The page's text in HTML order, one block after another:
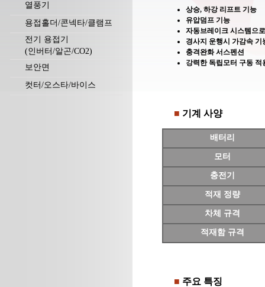
열풍기
용접홀더/콘넥타/클램프
전기 용접기
(인버터/알곤/CO2)
보안면
컷터/오스타/바이스
상승, 하강 리프트 기능
유압덤프 기능
자동브레이크 시스템으
경사지 운행시 가감속 기
충격완화 서스펜션
강력한 독립모터 구동 적
■ 기계 사양
배터리
모터
충전기
적재 정량
차체 규격
적재함 규격
■ 주요 특징